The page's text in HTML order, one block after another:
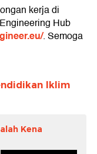
kerja di
Hub
. Semoga
Iklim
Kena